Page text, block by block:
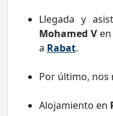
Llegada y
Mohamed Ven
a Rabat.
Por último, nos
Alojamiento en